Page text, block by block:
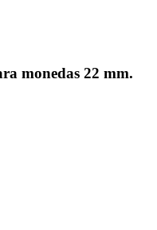
monedas 22 mm.